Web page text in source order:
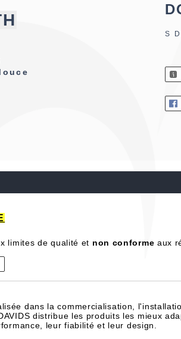
S
limites de qualité et non conforme aux
dans la commercialisation,
distribue les produits les mieux
leur fiabilité et leur design.